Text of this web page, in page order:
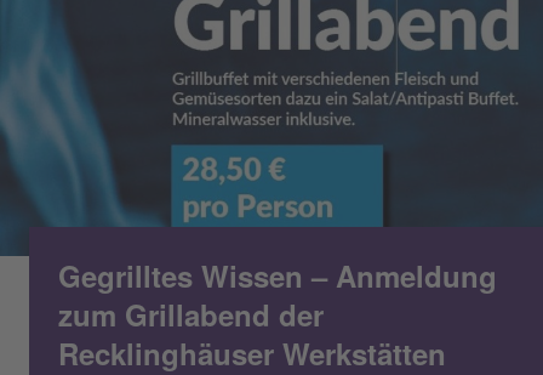
Gegrilltes Wissen – Anmeldung
zum Grillabend der
Recklinghäuser Werkstätten